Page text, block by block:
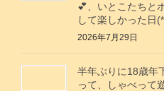
💕、いとこたちと
して楽しかった日
2026年7月29日
半年ぶりに18歳年
って、しゃべって